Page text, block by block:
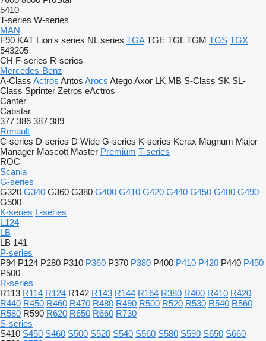
5410
T-series W-series
MAN
F90 KAT Lion's series NL series TGA TGE TGL TGM TGS TGX
543205
CH F-series R-series
Mercedes-Benz
A-Class Actros Antos Arocs AtegoAxor LK MB S-Class SK SL-
Class Sprinter Zetros eActros
Canter
Cabstar
377 386 387 389
Renault
C-series D-series D Wide G-series K-series Kerax Magnum Major
Manager Mascott Master Premium T-series
ROC
Scania
G-series
G320 G340 G360 G380 G400 G410 G420 G440 G450 G480 G490
G500
K-series L-series
L124
LB
LB 141
P-series
P94 P124 P280 P310 P360 P370 P380 P400 P410 P420 P440 P450
P500
R-series
R113 R114 R124 R142 R143 R144 R164 R380 R400 R410 R420
R440 R450 R460 R470 R480 R490 R500 R520 R530 R540 R560
R580 R590 R620 R650 R660 R730
S-series
S410 S450 S460 S500 S520 S540 S560 S580 S590 S650 S660